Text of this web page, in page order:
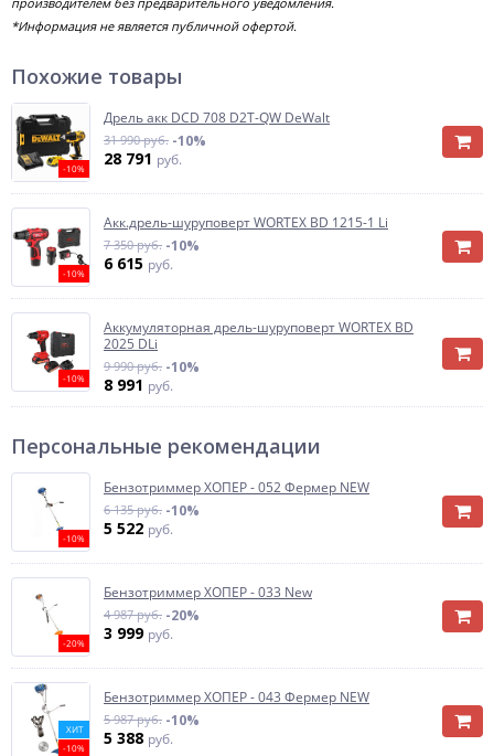
*Информация не является публичной офертой.
Похожие товары
-10%
Дрель акк DCD 708 D2T-QW DeWalt
31 990 руб. -10%
28 791 руб.
-10%
Акк.дрель-шуруповерт WORTEX BD 1215-1 Li
7 350 руб. -10%
6 615 руб.
-10%
Аккумуляторная дрель-шуруповерт WORTEX BD
2025 DLi
9 990 руб. -10%
8 991 руб.
Персональные рекомендации
-10%
Бензотриммер ХОПЕР - 052 Фермер NEW
6 135 руб. -10%
5 522 руб.
-20%
Бензотриммер ХОПЕР - 033 New
4 987 руб. -20%
3 999 руб.
ХИТ
-10%
Бензотриммер ХОПЕР - 043 Фермер NEW
5 987 руб. -10%
5 388 руб.